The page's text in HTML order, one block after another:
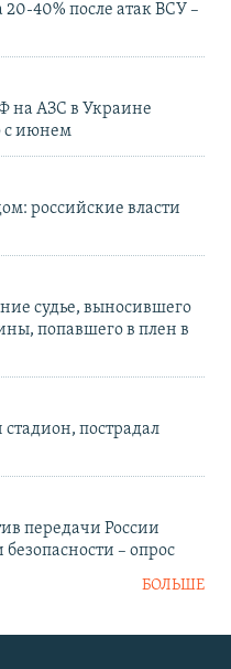
40% после атак ВСУ –
на АЗС в Украине
с июнем
российские власти
судье, выносившего
попавшего в плен в
пострадал
передачи России
– опрос
БОЛЬШЕ